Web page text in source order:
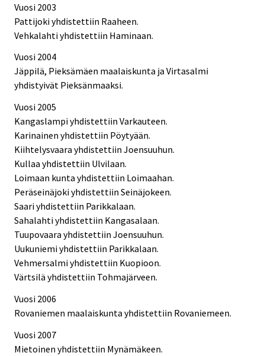
Vuosi 2003
Pattijoki yhdistettiin Raaheen.
Vehkalahti yhdistettiin Haminaan.
Vuosi 2004
Jäppilä, Pieksämäen maalaiskunta ja Virtasalmi
yhdistyivät Pieksänmaaksi.
Vuosi 2005
Kangaslampi yhdistettiin Varkauteen.
Karinainen yhdistettiin Pöytyään.
Kiihtelysvaara yhdistettiin Joensuuhun.
Kullaa yhdistettiin Ulvilaan.
Loimaan kunta yhdistettiin Loimaahan.
Peräseinäjoki yhdistettiin Seinäjokeen.
Saari yhdistettiin Parikkalaan.
Sahalahti yhdistettiin Kangasalaan.
Tuupovaara yhdistettiin Joensuuhun.
Uukuniemi yhdistettiin Parikkalaan.
Vehmersalmi yhdistettiin Kuopioon.
Värtsilä yhdistettiin Tohmajärveen.
Vuosi 2006
Rovaniemen maalaiskunta yhdistettiin Rovaniemeen.
Vuosi 2007
Mietoinen yhdistettiin Mynämäkeen.